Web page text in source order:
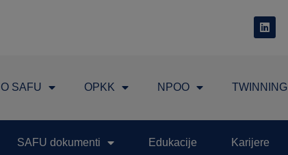
O SAFU OPKK NPOO TWINNING
SAFU dokumenti Edukacije Karijere